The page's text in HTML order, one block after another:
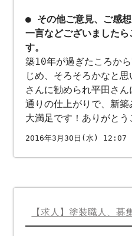
● その他ご意見、ご感
一言などございました
す。
築10年が過ぎたころか
じめ、そろそろかなと
さんに勧められ平田さ
通りの仕上がりで、新
大満足です！ありがと
2016年3月30日(水) 12:07
【求人】塗装職人、募